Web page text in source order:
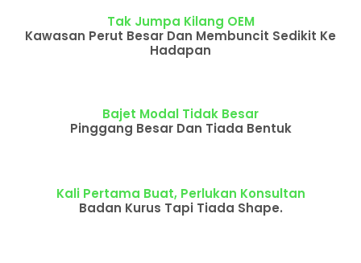
Tak Jumpa Kilang OEM
Kawasan Perut Besar Dan Membuncit Sedikit Ke
Hadapan
Bajet Modal Tidak Besar
Pinggang Besar Dan Tiada Bentuk
Kali Pertama Buat, Perlukan Konsultan
Badan Kurus Tapi Tiada Shape.